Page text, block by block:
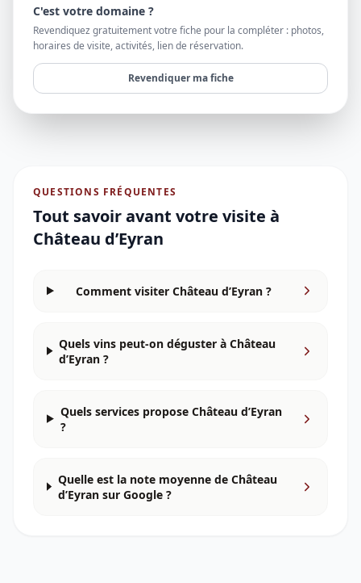
C'est votre domaine ?
Revendiquez gratuitement votre fiche pour la compléter : photos,
horaires de visite, activités, lien de réservation.
Revendiquer ma fiche
QUESTIONS FRÉQUENTES
Tout savoir avant votre visite à
Château d’Eyran
Comment visiter Château d’Eyran ?
Quels vins peut-on déguster à Château
d’Eyran ?
Quels services propose Château d’Eyran
?
Quelle est la note moyenne de Château
d’Eyran sur Google ?